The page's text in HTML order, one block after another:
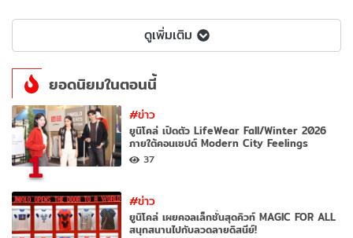
ดูเพิ่มเติม
ยอดนิยมในตอนนี้
1
#ข่าว
ยูนิโคล่ เปิดตัว LifeWear Fall/Winter 2026
ภายใต้คอนเซปต์ Modern City Feelings
37
#ข่าว
ยูนิโคล่ เผยคอลเล็กชั่นสุดคิวท์ MAGIC FOR ALL
สนุกสนานไปกับลวดลายดิสนีย์!